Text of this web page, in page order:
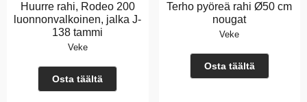
Huurre rahi, Rodeo 200
luonnonvalkoinen, jalka J-
138 tammi
Veke
Osta täältä
Terho pyöreä rahi Ø50 cm
nougat
Veke
Osta täältä